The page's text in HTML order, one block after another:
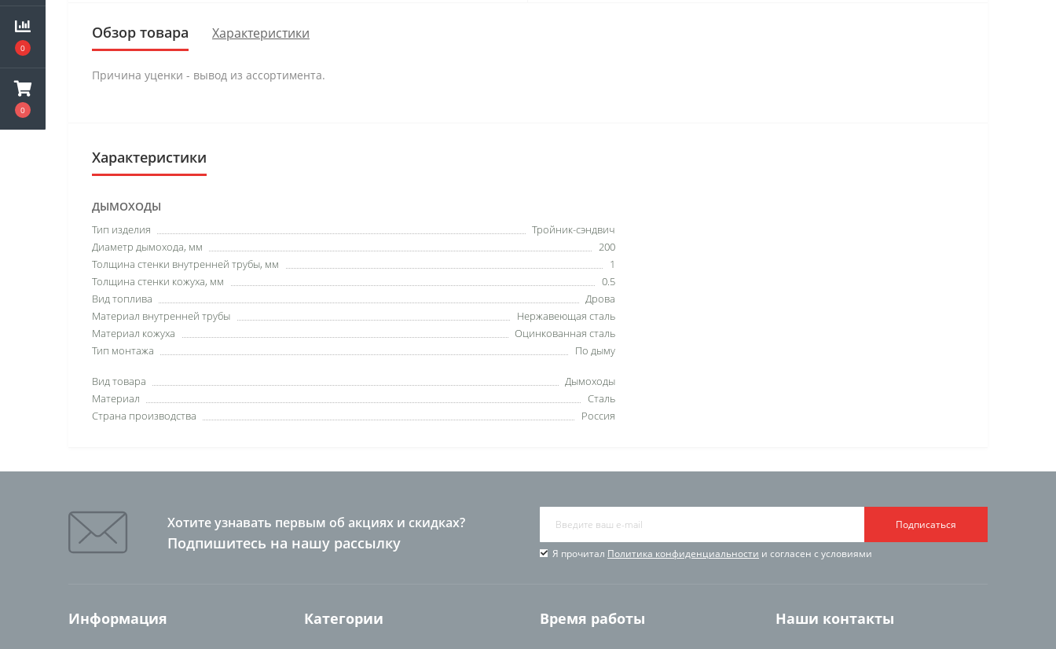
0
0
Обзор товара Характеристики
Причина уценки - вывод из ассортимента.
Характеристики
ДЫМОХОДЫ
Тип изделия
Тройник-сэндвич
Диаметр дымохода, мм
200
Толщина стенки внутренней трубы, мм
1
Толщина стенки кожуха, мм
0.5
Вид топлива
Дрова
Материал внутренней трубы
Нержавеющая сталь
Материал кожуха
Оцинкованная сталь
Тип монтажа
По дыму
Вид товара
Дымоходы
Материал
Сталь
Страна производства
Россия
Хотите узнавать первым об акциях и скидках?
Подпишитесь на нашу рассылку
Подписаться
Я прочитал Политика конфиденциальности и согласен с условиями
Информация Категории Время работы Наши контакты